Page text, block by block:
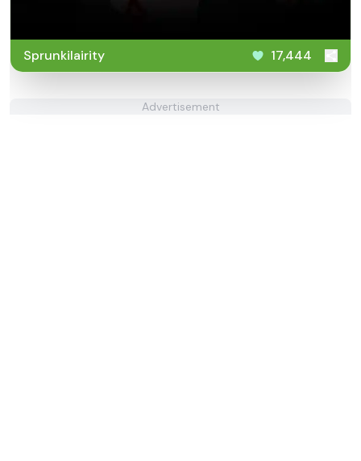
Sprunkilairity 17,444
Advertisement